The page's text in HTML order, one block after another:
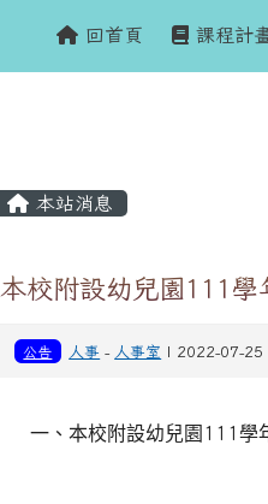
回首頁 課程計
本站消息
本校附設幼兒園111
公告 人事 - 人事室 | 2022-07-25
一、本校附設幼兒園 111 學